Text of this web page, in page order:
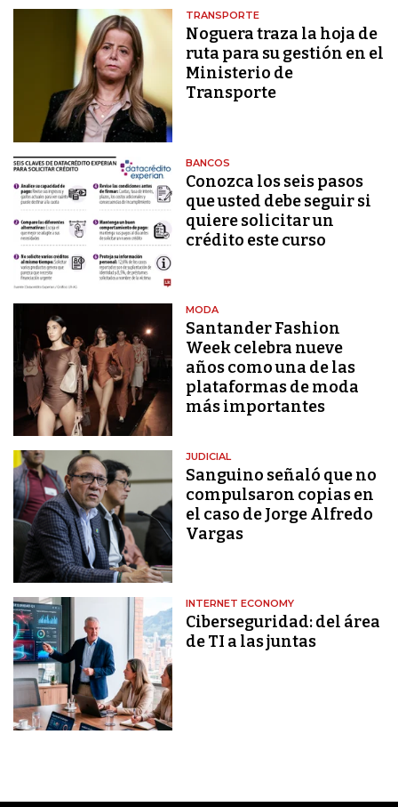
TRANSPORTE
Noguera traza la hoja de
ruta para su gestión en el
Ministerio de
Transporte
BANCOS
Conozca los seis pasos
que usted debe seguir si
quiere solicitar un
crédito este curso
MODA
Santander Fashion
Week celebra nueve
años como una de las
plataformas de moda
más importantes
JUDICIAL
Sanguino señaló que no
compulsaron copias en
el caso de Jorge Alfredo
Vargas
INTERNET ECONOMY
Ciberseguridad: del área
de TI a las juntas